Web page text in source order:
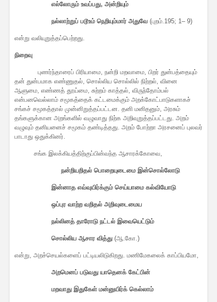
எல்லோரும் உவப்பது, அன்றியும்
நல்லாற்றுப் படூஉம் நெறியும்மார் அதுவே (புறம்.195; 1– 9)
என்று வலியுறுத்தப்பெற்றது.
நிறைவு
புணர்ந்தாரைப் பிரியாமை, நன்றி மறவாமை, பிறர் துன்பத்தையும்
தன் துன்பமாக எண்ணுதல், சொல்லிய சொல்லில் நிற்றல், வினை
ஆளுமை, எண்ணத் தூய்மை, சுற்றம் காத்தல், விருந்தோம்பல்
என்பனவெல்லாம் சமூகத்தைக் கட்டமைக்கும் அறக்கோட்பாடுகளாகச்
சங்கச் சமூகத்தால் முன்னிறுத்தப்பட்டன. தனி மனிதனும், அரசும்
தங்களுக்கான அறங்களில் வழுவாது நிற்க அறிவுறுத்தப்பட்டது. அறம்
வழுவும் தனியனைச் சமூகம் தண்டித்தது. அறம் போற்றா அரசனைப் புலவர்
பாடாது ஒதுக்கினர்.
சங்க இலக்கியத்திற்குப்பின்வந்த ஆசாரக்கோவை,
நன்றியறிதல் பொறையுடைமை இன்சொல்லோடு
இன்னாத எவ்வுயிர்க்கும் செய்யாமை கல்வியோடு
ஒப்புர வாற்ற வறிதல் அறிவுடைமைய
நல்லினத் தாரோடு நட்டல் இவையெட்டும்
சொல்லிய ஆசார வித்து (ஆ.கோ.)
என்று, அறச்செயல்களைப் பட்டியலிடுகிறது. மணிமேகலைக் காப்பியமோ,
அறமெனப் படுவது யாதெனக் கேட்பின்
மறவாது இதுகேள் மன்னுயிர்க் கெல்லாம்